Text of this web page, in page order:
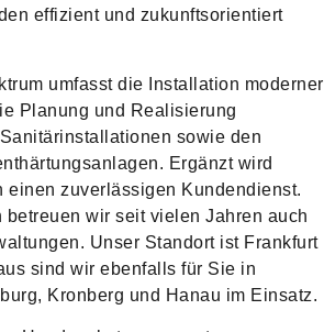
effizient und zukunftsorientiert
umfasst die Installation moderner
Planung und Realisierung
sowie den
Ergänzt wird
einen zuverlässigen Kundendienst.
betreuen wir seit vielen Jahren auch
Unser Standort ist Frankfurt
sind wir ebenfalls für Sie in
Kronberg und Hanau im Einsatz.